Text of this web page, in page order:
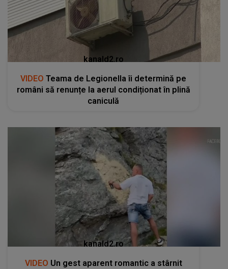
kanald2.ro
VIDEO Teama de Legionella îi determină pe
români să renunțe la aerul condiționat în plină
caniculă
kanald2.ro
VIDEO Un gest aparent romantic a stârnit